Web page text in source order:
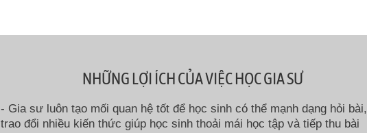
NHỮNG LỢI ÍCH CỦA VIỆC HỌC GIA SƯ
- Gia sư luôn tạo mối quan hệ tốt để học sinh có thể mạnh dạng hỏi bài,
trao đổi nhiều kiến thức giúp học sinh thoải mái học tập và tiếp thu bài